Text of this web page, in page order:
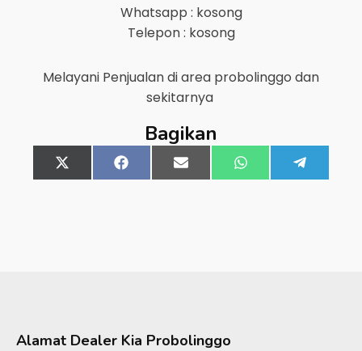
Whatsapp : kosong
Telepon : kosong
Melayani Penjualan di area probolinggo dan
sekitarnya
Bagikan
Share
on
X
(Twitter)
Share
on
FacebookShare
on
Email Share
on
WhatsApp
on
Alamat Dealer Kia Probolinggo